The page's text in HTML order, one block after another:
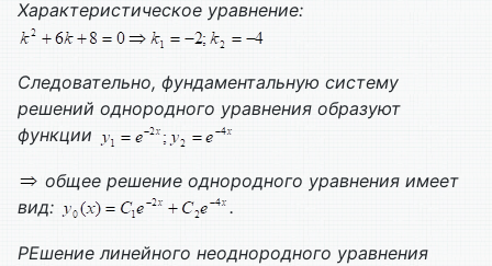
Характеристическое уравнение:
Следовательно, фундаментальную систему
решений однородного уравнения образуют
функции
общее решение однородного уравнения имеет
вид:
.
РЕшение линейного неоднородного уравнения